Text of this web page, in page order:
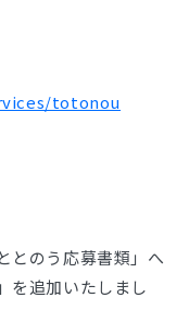
totonou
とのう応募書類」へ
を追加いたしまし